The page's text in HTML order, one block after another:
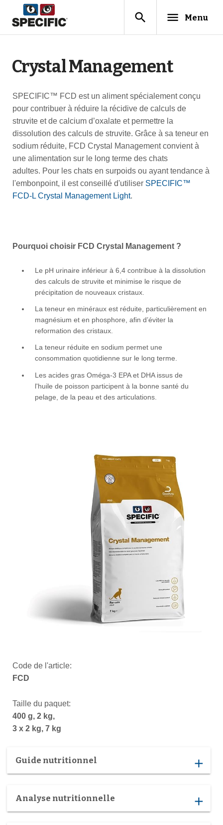
search menu Menu
Crystal Management
SPECIFIC™ FCD est un aliment spécialement conçu
pour contribuer à réduire la récidive de calculs de
struvite et de calcium d’oxalate et permettre la
dissolution des calculs de struvite. Grâce à sa teneur en
sodium réduite, FCD Crystal Management convient à
une alimentation sur le long terme des chats
adultes. Pour les chats en surpoids ou ayant tendance à
l'embonpoint, il est conseillé d'utiliser SPECIFIC™
FCD-L Crystal Management Light.
Pourquoi choisir FCD Crystal Management ?
Le pH urinaire inférieur à 6,4 contribue à la dissolution
des calculs de struvite et minimise le risque de
précipitation de nouveaux cristaux.
La teneur en minéraux est réduite, particulièrement en
magnésium et en phosphore, afin d’éviter la
reformation des cristaux.
La teneur réduite en sodium permet une
consommation quotidienne sur le long terme.
Les acides gras Oméga-3 EPA et DHA issus de
l'huile de poisson participent à la bonne santé du
pelage, de la peau et des articulations.
Code de l'article:
FCD
Taille du paquet:
400 g, 2 kg,
3 x 2 kg, 7 kg
Guide nutritionnel add
Analyse nutritionnelle add